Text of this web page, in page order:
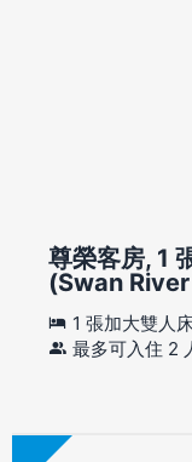
尊榮客房, 1
(Swan
1 張加大雙人
最多可入住 2